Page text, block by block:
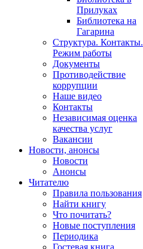
Прилуках
Библиотека на
Гагарина
Структура. Контакты.
Режим работы
Документы
Противодействие
коррупции
Наше видео
Контакты
Независимая оценка
качества услуг
Вакансии
Новости, анонсы
Новости
Анонсы
Читателю
Правила пользования
Найти книгу
Что почитать?
Новые поступления
Периодика
Гостевая книга